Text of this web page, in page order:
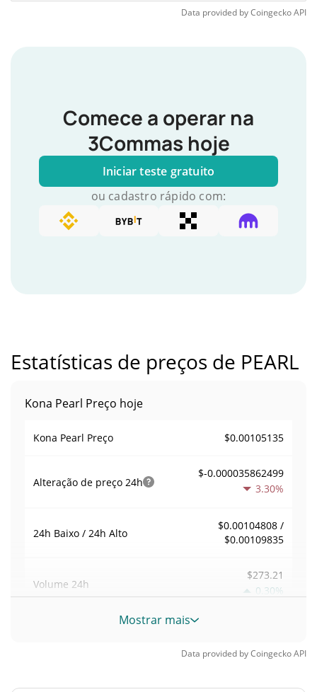
Data provided byCoingeckoAPI
Comece a operar na
3Commas hoje
Iniciar teste gratuito
ou cadastro rápido com:
Estatísticas de preços de PEARL
Kona Pearl Preço hoje
Kona Pearl Preço $0.00105135
Alteração de preço 24h
$-0.000035862499
3.30%
24h Baixo / 24h Alto
$0.00104808 /
$0.00109835
Volume 24h
$273.21
0.30%
Volume / Limite de
Mostrar mais
Data provided byCoingeckoAPI